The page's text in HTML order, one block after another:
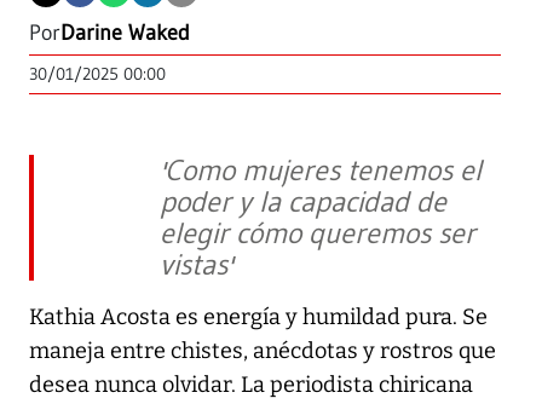
PorDarine Waked
30/01/2025 00:00
'Como mujeres tenemos el
poder y la capacidad de
elegir cómo queremos ser
vistas'
Kathia Acosta es energía y humildad pura. Se
maneja entre chistes, anécdotas y rostros que
desea nunca olvidar. La periodista chiricana